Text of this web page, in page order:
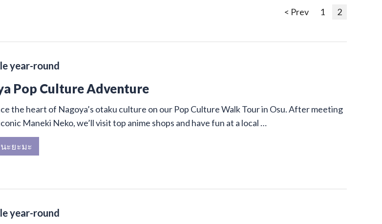
< Prev 1 2
year-round
Pop Culture Adventure
the heart of Nagoya’s otaku culture on our Pop Culture Walk Tour in Osu. After meeting
Maneki Neko, we’ll visit top anime shops and have fun at a local …
ะยะมะ
year-round